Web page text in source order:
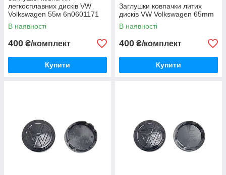
легкосплавних дисків VW
Volkswagen 55м 6n0601171
В наявності
400 ₴/комплект
Купити
Заглушки ковпачки литих
дисків VW Volkswagen 65mm
В наявності
400 ₴/комплект
Купити